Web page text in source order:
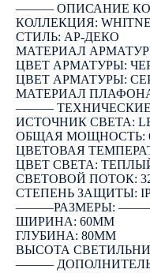
――― ОПИСАНИЕ
КОЛЛЕКЦИЯ:
СТИЛЬ: АР-ДЕКО
МАТЕРИАЛ
ЦВЕТ АРМАТУРЫ:
ЦВЕТ АРМАТУРЫ:
МАТЕРИАЛ
―――
ИСТОЧНИК СВЕТА:
ОБЩАЯ МОЩНОСТЬ:
ЦВЕТОВАЯ
ЦВЕТ СВЕТА:
СВЕТОВОЙ ПОТОК:
СТЕПЕНЬ ЗАЩИТЫ:
―――РАЗМЕРЫ:
ШИРИНА: 60ММ
ГЛУБИНА: 80ММ
ВЫСОТА
―――